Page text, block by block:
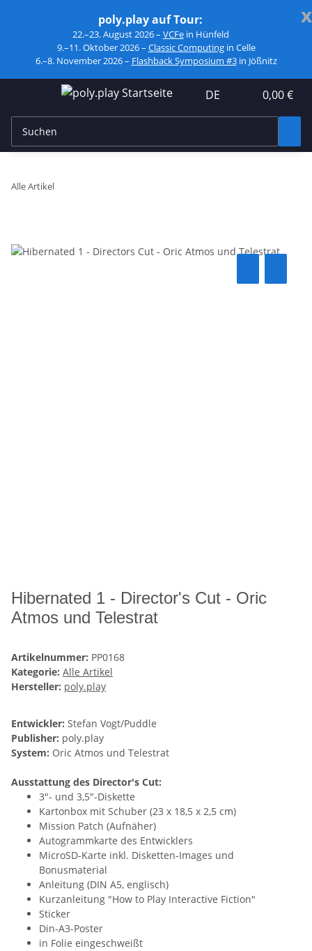
x
poly.play auf Tour:
22.–23. August 2026 – VCFein Hünfeld
9.–11. Oktober 2026 – Classic Computingin Celle
6.–8. November 2026 – Flashback Symposium #3in Jößnitz
DE 0,00 €
Alle Artikel
Hibernated 1 - Director's Cut - Oric
Atmos und Telestrat
Artikelnummer: PP0168
Kategorie: Alle Artikel
Hersteller: poly.play
Entwickler: Stefan Vogt/Puddle
Publisher: poly.play
System: Oric Atmos und Telestrat
Ausstattung des Director's Cut:
3"- und 3,5"-Diskette
Kartonbox mit Schuber (23 x 18,5 x 2,5 cm)
Mission Patch (Aufnäher)
Autogrammkarte des Entwicklers
MicroSD-Karte inkl. Disketten-Images und
Bonusmaterial
Anleitung (DIN A5, englisch)
Kurzanleitung "How to Play Interactive Fiction"
Sticker
Din-A3-Poster
in Folie eingeschweißt